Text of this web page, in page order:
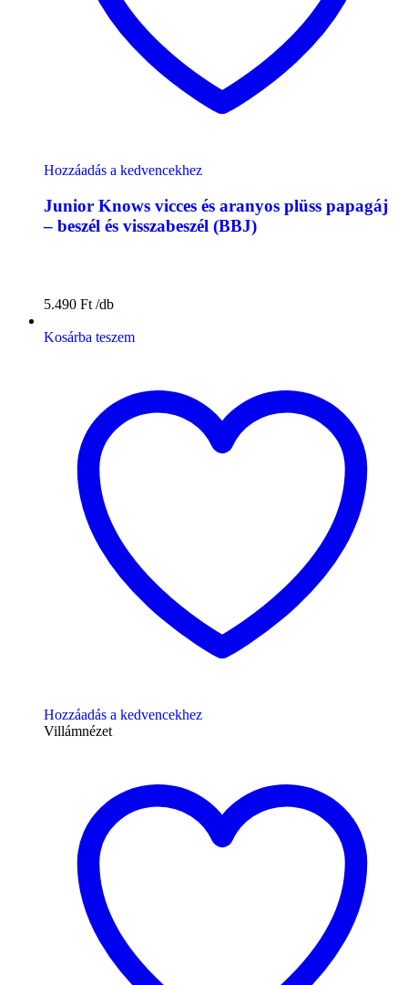
Hozzáadás a kedvencekhez
Junior Knows vicces és aranyos plüss papagáj
– beszél és visszabeszél (BBJ)
5.490 Ft
Kosárba teszem
Hozzáadás a kedvencekhez
Villámnézet